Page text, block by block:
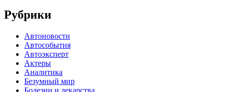
Рубрики
Автоновости
Автособытия
Автоэксперт
Актеры
Аналитика
Безумный мир